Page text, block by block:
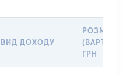
ВИД ДОХОДУ
РОЗМІР
ГРН